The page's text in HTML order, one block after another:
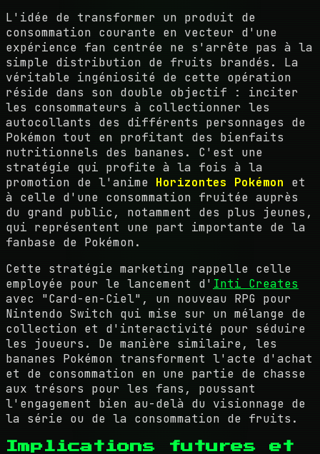
L'idée de transformer un produit de
consommation courante en vecteur d'une
expérience fan centrée ne s'arrête pas à la
simple distribution de fruits brandés. La
véritable ingéniosité de cette opération
réside dans son double objectif : inciter
les consommateurs à collectionner les
autocollants des différents personnages de
Pokémon tout en profitant des bienfaits
nutritionnels des bananes. C'est une
stratégie qui profite à la fois à la
promotion de l'anime Horizontes Pokémon et
à celle d'une consommation fruitée auprès
du grand public, notamment des plus jeunes,
qui représentent une part importante de la
fanbase de Pokémon.
Cette stratégie marketing rappelle celle
employée pour le lancement d' Inti Creates
avec "Card-en-Ciel", un nouveau RPG pour
Nintendo Switch qui mise sur un mélange de
collection et d'interactivité pour séduire
les joueurs. De manière similaire, les
bananes Pokémon transforment l'acte d'achat
et de consommation en une partie de chasse
aux trésors pour les fans, poussant
l'engagement bien au-delà du visionnage de
la série ou de la consommation de fruits.
Implications futures et